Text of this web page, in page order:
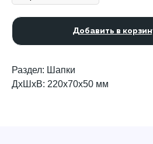
Добавить в
Раздел: Шапки
ДxШxВ: 220x70x50 мм